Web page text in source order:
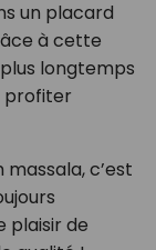
un placard
à cette
longtemps
profiter
c’est
plaisir de